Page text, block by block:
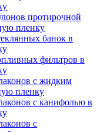
протирочной
пленку
банок в
фильтров в
с жидким
пленку
с канифолью в
с